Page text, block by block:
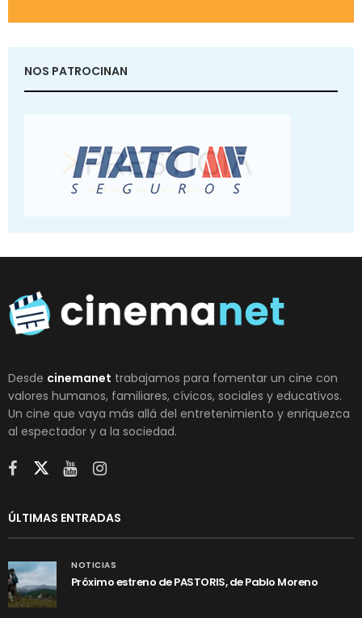
NOS PATROCINAN
Desde cinemanet trabajamos para fomentar un cine con
valores humanos, familiares, cívicos, sociales y educativos.
Un cine que vaya más allá del entretenimiento y enriquezca
al espectador y a la sociedad.
ÚLTIMAS ENTRADAS
NOTICIAS
Próximo estreno de PASTORIS, de Pablo Moreno